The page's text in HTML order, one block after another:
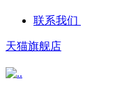
联系我们
天猫旗舰店